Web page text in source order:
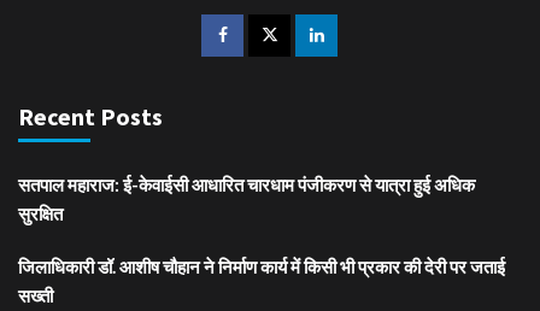
Recent Posts
सतपाल महाराज: ई-केवाईसी आधारित चारधाम पंजीकरण से यात्रा हुई अधिक
सुरक्षित
जिलाधिकारी डॉ. आशीष चौहान ने निर्माण कार्य में किसी भी प्रकार की देरी पर जताई
सख्ती